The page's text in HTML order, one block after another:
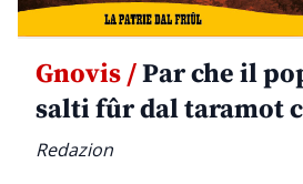
Gnovis /Par che il
salti fûr dal taramot
Redazion